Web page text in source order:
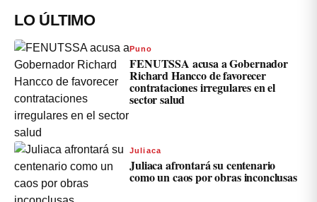
LO ÚLTIMO
Puno
FENUTSSA acusa a Gobernador
Richard Hancco de favorecer
contrataciones irregulares en el
sector salud
Juliaca
Juliaca afrontará su centenario
como un caos por obras inconclusas